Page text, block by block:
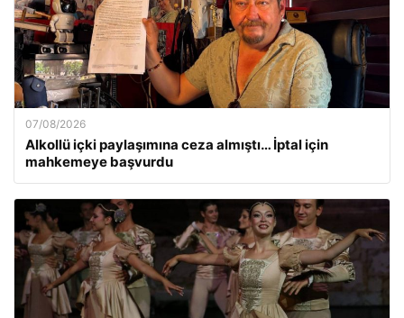
07/08/2026
Alkollü içki paylaşımına ceza almıştı… İptal için
mahkemeye başvurdu